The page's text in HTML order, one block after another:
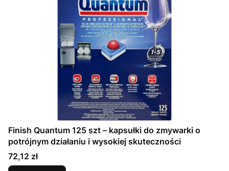
Finish Quantum 125 szt – kapsułki do zmywarki o
potrójnym działaniu i wysokiej skuteczności
Cena
72,12 zł